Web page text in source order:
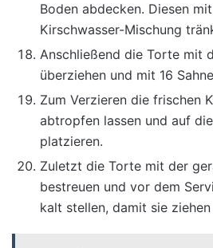
Boden abdecken. Diesen
Kirschwasser-Mischung
Anschließend die Torte mit
überziehen und mit 16
Zum Verzieren die frischen
abtropfen lassen und auf
platzieren.
Zuletzt die Torte mit der
bestreuen und vor dem
kalt stellen, damit sie ziehen